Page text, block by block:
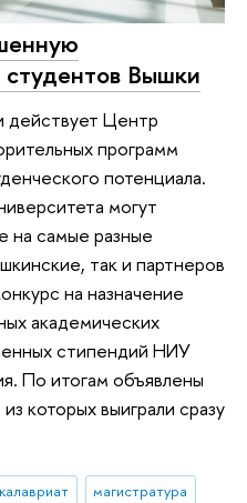
Вышки
действует Центр
программ
потенциала.
могут
на самые разные
так и партнеров
на назначение
академических
стипендий НИУ
По итогам объявлены
которых выиграли сразу
магистратура